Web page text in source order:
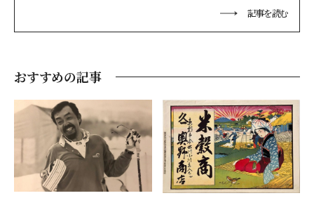
究所特別教授、京都市立芸術大学客員教授。子ど
記事を読む
おすすめの記事